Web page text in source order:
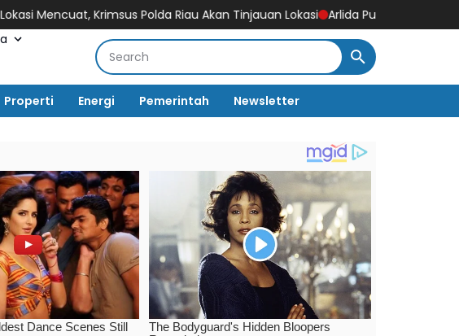
Polda Riau Akan Tinjauan Lokasi Arlida Putri & SUKENI cs Siap Meriahkan!
Properti Energi Pemerintah Newsletter